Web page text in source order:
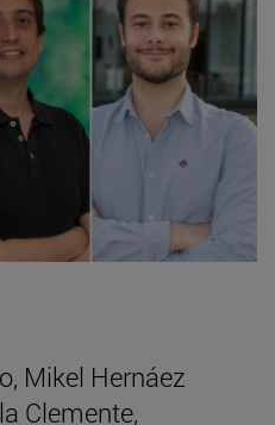
Mikel Hernáez
Clemente,